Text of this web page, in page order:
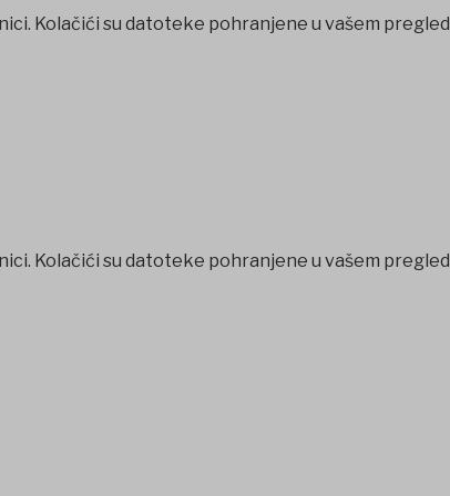
Kolačići su datoteke pohranjene u vašem
Kolačići su datoteke pohranjene u vašem